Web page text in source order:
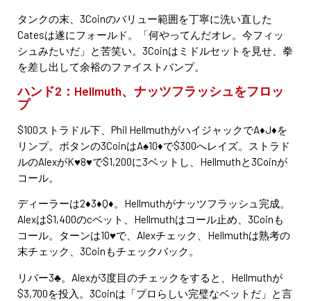
タンクの末、3Coinのバリュー範囲を丁寧に洗い直した
Catesは遂にフォールド。「何やってんだオレ。今フィッ
シュみたいだ」と苦笑い。3Coinはミドルセットを見せ、拳
を差し出して余裕のファイストバンプ。
ハンド2：Hellmuth、ナッツフラッシュをフロッ
プ
$100ストラドル下、Phil HellmuthがハイジャックでA♦J♦を
リンプ。ボタンの3CoinはA♠10♦で$300へレイズ。ストラド
ルのAlexがK♥8♥で$1,200に3ベットし、Hellmuthと3Coinが
コール。
ディーラーは2♦3♦Q♦。Hellmuthがナッツフラッシュ完成。
Alexは$1,400のcベット、Hellmuthはコール止め、3Coinも
コール。ターンは10♥で、Alexチェック、Hellmuthは熟考の
末チェック、3Coinもチェックバック。
リバー3♣。Alexが3度目のチェックをすると、Hellmuthが
$3,700を投入。3Coinは「プロらしい完璧なベットだ」と言